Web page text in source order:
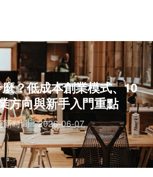
？低成本創業模式、10
方向與新手入門重點
新時間：2026-06-07